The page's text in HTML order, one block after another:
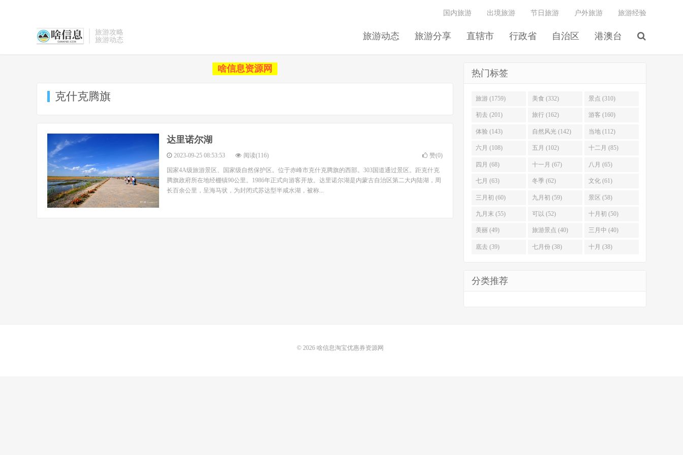
旅游攻略
旅游动态
旅游动态 旅游分享 直辖市 行政省 自治区 港澳台
国内旅游 出境旅游 节日旅游 户外旅游 旅游经验
啥信息资源网
克什克腾旗
达里诺尔湖
2023-09-25 08:53:53 阅读(116) 赞(0)
国家4A级旅游景区、国家级自然保护区。位于赤峰市克什克腾旗的西部。303国道通过景区。距克什克
腾旗政府所在地经棚镇90公里。1986年正式向游客开放。达里诺尔湖是内蒙古自治区第二大内陆湖，周
长百余公里，呈海马状，为封闭式苏达型半咸水湖，被称...
热门标签
旅游 (1759) 美食 (332) 景点 (310)
初去 (201) 旅行 (162) 游客 (160)
体验 (143) 自然风光 (142) 当地 (112)
六月 (108) 五月 (102) 十二月 (85)
四月 (68) 十一月 (67) 八月 (65)
七月 (63) 冬季 (62) 文化 (61)
三月初 (60) 九月初 (59) 景区 (58)
九月末 (55) 可以 (52) 十月初 (50)
美丽 (49) 旅游景点 (40) 三月中 (40)
底去 (39) 七月份 (38) 十月 (38)
分类推荐
© 2026 啥信息淘宝优惠券资源网